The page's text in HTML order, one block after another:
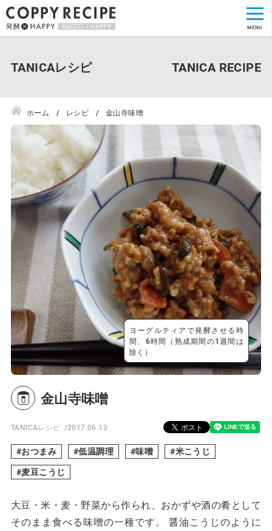
TANICAレシピ
ホーム レシピ 金山寺味噌
ヨーグルティアで発酵させる時
間、6時間（熟成期間の1週間は
除く）
金山寺味噌
TANICAレシピ 2017.06.13
おつまみ 低温調理 味噌
米こうじ
麦豆こうじ
大豆・米・麦・野菜から作られ、おかずや酒の肴として
そのまま食べる味噌の一種です。 醤油こうじのように